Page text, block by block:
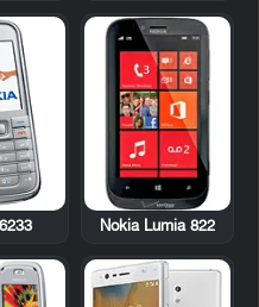
Nokia Lumia 822